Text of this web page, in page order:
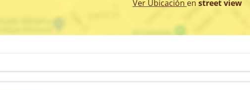
Ver Ubicación en street view